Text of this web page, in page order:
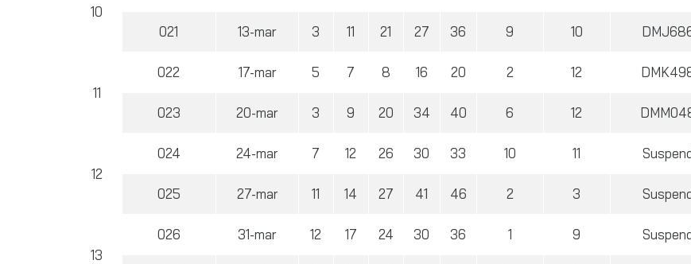
10
021 13-mar 3 11 21 27 36 9 10
11
022 17-mar 5 7 8 16 20 2 12
023 20-mar 3 9 20 34 40 6 12
12
024 24-mar 7 12 26 30 33 10 11
025 27-mar 11 14 27 41 46 2 3
13
026 31-mar 12 17 24 30 36 1 9